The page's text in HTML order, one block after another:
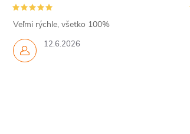
12.6.2026
Veľmi rýchle, všetko 100%